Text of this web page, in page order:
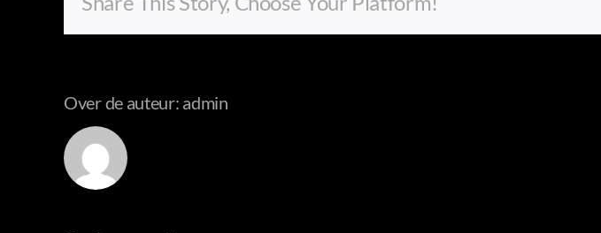
Over de auteur: admin